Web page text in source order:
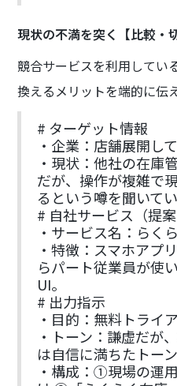
現状の不満を突く【比較・
競合サービスを利用してい
換えるメリットを端的に伝
# ターゲット情報
・企業：店舗展開し
・現状：他社の在庫
だが、操作が複雑で
るという噂を聞いてい
# 自社サービス（提案
・サービス名：らく
・特徴：スマホアプ
らパート従業員が使
UI。
# 出力指示
・目的：無料トライ
・トーン：謙虚だが
は自信に満ちたトーン
・構成：①現場の運